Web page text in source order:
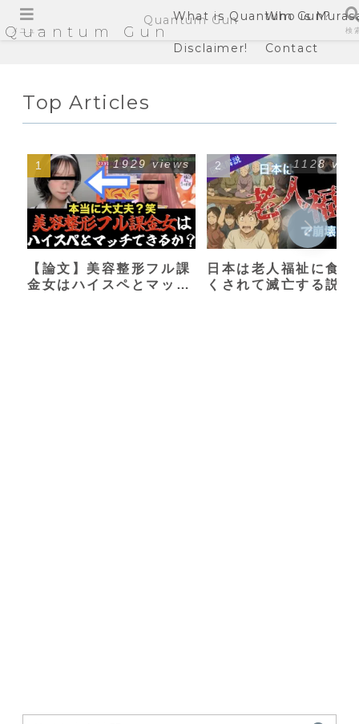
Quantum Gun
What is Quantum Gun?
Who is
Disclaimer! Contact
Top Articles
【論文】美容整形フル課
金女はハイスペとマッチ
1929 views
日本は老人福祉に食い
くされて滅亡する説
1128
メニュー
Quantum Gun
検